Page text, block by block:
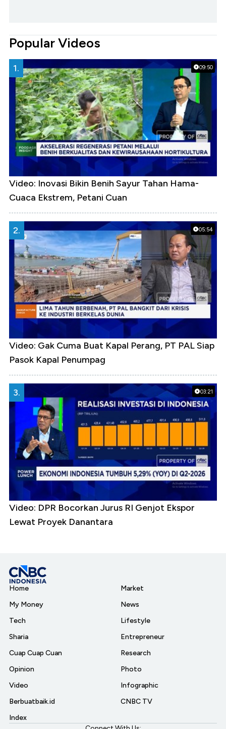
Popular Videos
09:50
1.
Video: Inovasi Bikin Benih Sayur Tahan Hama-
Cuaca Ekstrem, Petani Cuan
05:54
2.
Video: Gak Cuma Buat Kapal Perang, PT PAL Siap
Pasok Kapal Penumpag
03:21
3.
Video: DPR Bocorkan Jurus RI Genjot Ekspor
Lewat Proyek Danantara
Home
My Money
Tech
Sharia
Cuap Cuap Cuan
Opinion
Video
Berbuatbaik.id
Index
Market
News
Lifestyle
Entrepreneur
Research
Photo
Infographic
CNBC TV